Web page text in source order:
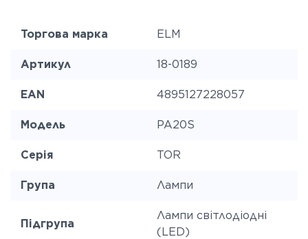
Торгова марка ELM
Артикул 18-0189
EAN 4895127228057
Модель PA20S
Серія TOR
Група Лампи
Підгрупа
Лампи світлодіодні
(LED)